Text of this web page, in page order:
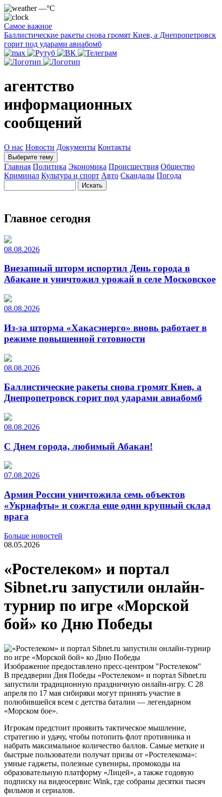
—°C
Самое важное
Баллистические ракеты снова громят Киев, а Днепропетровск
горит под ударами авиабомб
агентство
информационных
сообщений
О нас Новости Документы Контакты
Выберите тему
Главная Политика Экономика Происшествия Общество
Криминал Культура и спорт Авто Скандалы Погода
Главное сегодня
08.08.2026
Внезапный шторм испортил День города в
Абакане и уничтожил урожай в селе Московское
08.08.2026
Из-за шторма «Хакасэнерго» вновь работает в
режиме повышенной готовности
08.08.2026
Баллистические ракеты снова громят Киев, а
Днепропетровск горит под ударами авиабомб
08.08.2026
С Днем города, любимый Абакан!
07.08.2026
Армия России уничтожила семь объектов
«Укрнафты» и сожгла еще один крупный склад
врага
Больше новостей
08.05.2026
«Ростелеком» и портал
Sibnet.ru запустили онлайн-
турнир по игре «Морской
бой» ко Дню Победы
Изображение предоставлено пресс-центром "Ростелеком"
В преддверии Дня Победы «Ростелеком» и портал Sibnet.ru
запустили традиционную праздничную онлайн-игру. С 28
апреля по 17 мая сибиряки могут принять участие в
полюбившейся всем с детства баталии — легендарном
«Морском бое».
Игрокам предстоит проявить тактическое мышление,
стратегию и удачу, чтобы потопить флот противника и
набрать максимальное количество баллов. Самые меткие и
быстрые пользователи получат призы от «Ростелекома»:
умные гаджеты, полезные сувениры, промокоды на
образовательную платформу «Лицей», а также годовую
подписку на видеосервис Wink, где собраны десятки тысяч
фильмов и сериалов.